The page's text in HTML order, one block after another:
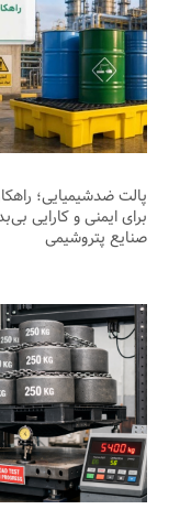
پالت ضدشیمیایی؛
برای ایمنی و کارایی
صنایع پتروشیمی